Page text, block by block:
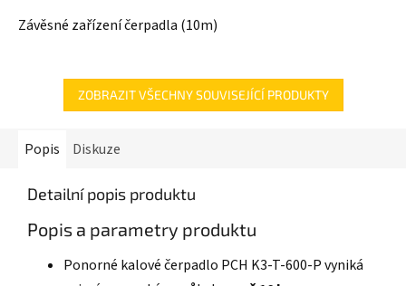
Závěsné zařízení čerpadla (10m)
ZOBRAZIT VŠECHNY SOUVISEJÍCÍ PRODUKTY
Popis Diskuze
Detailní popis produktu
Popis a parametry produktu
Ponorné kalové čerpadlo PCH K3-T-600-P vyniká